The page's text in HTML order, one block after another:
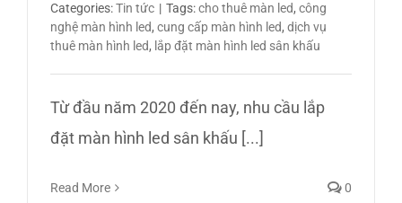
Categories:Tin tức | Tags:cho thuê màn led, công
nghệ màn hình led, cung cấp màn hình led, dịch vụ
thuê màn hình led, lắp đặt màn hình led sân khấu
Từ đầu năm 2020 đến nay, nhu cầu lắp
đặt màn hình led sân khấu [...]
Read More 0